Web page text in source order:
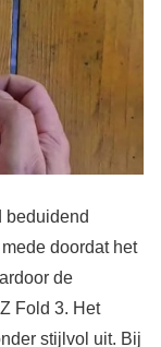
beduidend
doordat het
de
Fold 3. Het
stijlvol uit. Bij